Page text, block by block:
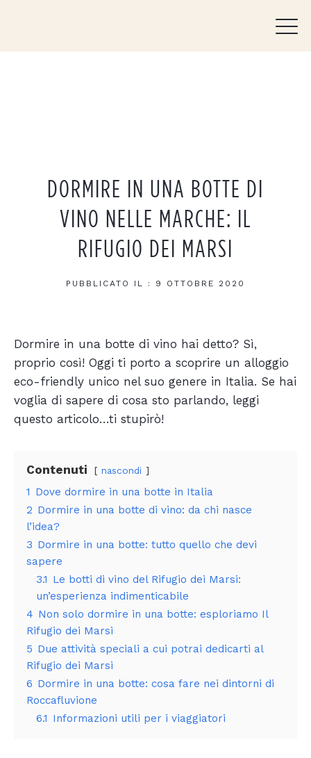
DORMIRE IN UNA BOTTE DI
VINO NELLE MARCHE: IL
RIFUGIO DEI MARSI
PUBBLICATO IL : 9 OTTOBRE 2020
Dormire in una botte di vino hai detto? Sì,
proprio così! Oggi ti porto a scoprire un alloggio
eco-friendly unico nel suo genere in Italia. Se hai
voglia di sapere di cosa sto parlando, leggi
questo articolo…ti stupirò!
Contenuti nascondi
1 Dove dormire in una botte in Italia
2 Dormire in una botte di vino: da chi nasce
l’idea?
3 Dormire in una botte: tutto quello che devi
sapere
3.1 Le botti di vino del Rifugio dei Marsi:
un’esperienza indimenticabile
4 Non solo dormire in una botte: esploriamo Il
Rifugio dei Marsi
5 Due attività speciali a cui potrai dedicarti al
Rifugio dei Marsi
6 Dormire in una botte: cosa fare nei dintorni di
Roccafluvione
6.1 Informazioni utili per i viaggiatori